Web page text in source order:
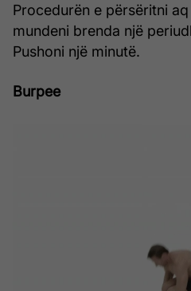
Procedurën e përsëritni
mundeni brenda një
Pushoni një minutë.
Burpee